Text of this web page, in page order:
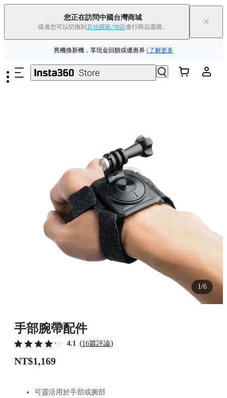
您正在訪問中國台灣商城
或者您可以切換到 其他國家/地區進行商品選購。 ×
Insta360 Luna Ultra |現已上市| 免運費
舊機換新機，享現金回饋或優惠券 | 了解更多
Insta360 Luna Ultra |現已上市| 免運費
1/6
手部腕帶配件
4.1 (16篇評論)
NT$1,169
可靈活用於手部或腕部